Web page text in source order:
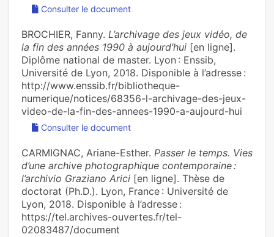
Consulter le document
BROCHIER, Fanny. L’archivage des jeux vidéo, de
la fin des années 1990 à aujourd’hui [en ligne].
Diplôme national de master. Lyon : Enssib,
Université de Lyon, 2018. Disponible à l’adresse :
http://www.enssib.fr/bibliotheque-
numerique/notices/68356-l-archivage-des-jeux-
video-de-la-fin-des-annees-1990-a-aujourd-hui
Consulter le document
CARMIGNAC, Ariane-Esther. Passer le temps. Vies
d’une archive photographique contemporaine :
l’archivio Graziano Arici [en ligne]. Thèse de
doctorat (Ph.D.). Lyon, France : Université de
Lyon, 2018. Disponible à l’adresse :
https://tel.archives-ouvertes.fr/tel-
02083487/document